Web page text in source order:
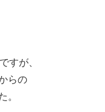
すが、
らの
。